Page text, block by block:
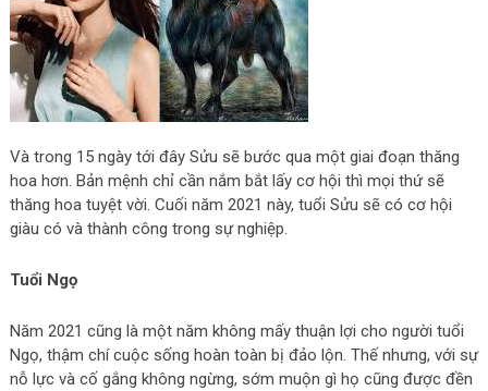
Và trong 15 ngày tới đây Sửu sẽ bước qua một giai đoạn thăng
hoa hơn. Bản mệnh chỉ cần nắm bắt lấy cơ hội thì mọi thứ sẽ
thăng hoa tuyệt vời. Cuối năm 2021 này, tuổi Sửu sẽ có cơ hội
giàu có và thành công trong sự nghiệp.
Tuổi Ngọ
Năm 2021 cũng là một năm không mấy thuận lợi cho người tuổi
Ngọ, thậm chí cuộc sống hoàn toàn bị đảo lộn. Thế nhưng, với sự
nỗ lực và cố gắng không ngừng, sớm muộn gì họ cũng được đền